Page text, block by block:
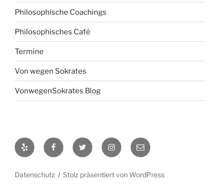
Philosophische Coachings
Philosophisches Café
Termine
Von wegen Sokrates
VonwegenSokrates Blog
Yelp FacebookTwitter Instagram
E-
Mail
Datenschutz Stolz präsentiert von WordPress